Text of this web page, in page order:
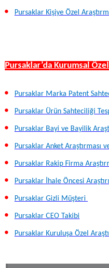
Pursaklar Kişiye Özel
Pursaklar’da Kurumsal
Pursaklar Marka Patent
Pursaklar Ürün Sahteciliği
Pursaklar Bayi ve Bayilik
Pursaklar Anket Araştırması
Pursaklar Rakip Firma
Pursaklar İhale Öncesi
Pursaklar Gizli Müşteri
Pursaklar CEO Takibi
Pursaklar Kuruluşa Özel